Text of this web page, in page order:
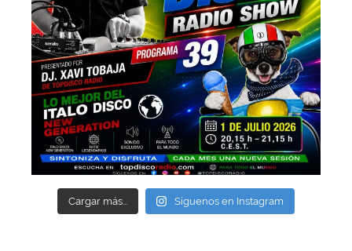
Cargar más... Síguenos en Instagram